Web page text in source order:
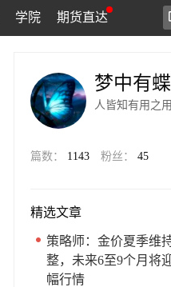
学院 期货直达
梦中有蝶
人皆知有用之
篇数： 1143 粉丝： 45
精选文章
策略师：金价夏季维
整，未来6至9个月将
幅行情